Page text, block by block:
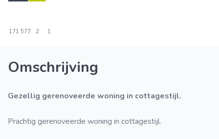
171 577 2 1
Omschrijving
Gezellig gerenoveerde woning in cottagestijl.
Prachtig gerenoveerde woning in cottagestijl.